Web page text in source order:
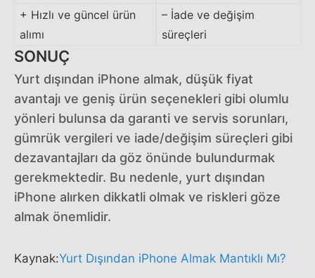
+ Hızlı ve güncel ürün
alımı
– İade ve değişim
süreçleri
SONUÇ
Yurt dışından iPhone almak, düşük fiyat
avantajı ve geniş ürün seçenekleri gibi olumlu
yönleri bulunsa da garanti ve servis sorunları,
gümrük vergileri ve iade/değişim süreçleri gibi
dezavantajları da göz önünde bulundurmak
gerekmektedir. Bu nedenle, yurt dışından
iPhone alırken dikkatli olmak ve riskleri göze
almak önemlidir.
Kaynak:Yurt Dışından iPhone Almak Mantıklı Mı?